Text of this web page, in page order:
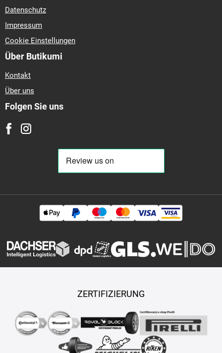
Datenschutz
Impressum
Cookie Einstellungen
Über Butikumi
Kontakt
Über uns
Folgen Sie uns
ZERTIFIZIERUNG